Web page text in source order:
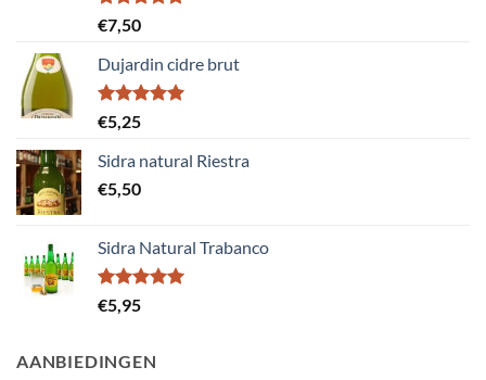
Gewaardeerd
5.00
€7,50
Dujardin cidre brut
Gewaardeerd
5.00
€5,25
Sidra natural Riestra
€5,50
Sidra Natural Trabanco
Gewaardeerd
5.00
€5,95
AANBIEDINGEN